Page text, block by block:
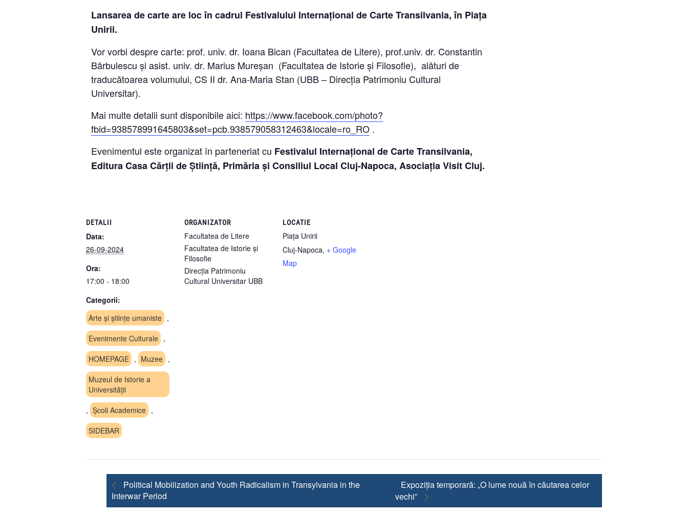
Lansarea de carte are loc în cadrul Festivalului Internațional de Carte Transilvania, în Piața
Unirii.
Vor vorbi despre carte: prof. univ. dr. Ioana Bican (Facultatea de Litere), prof.univ. dr. Constantin
Bărbulescu și asist. univ. dr. Marius Mureșan (Facultatea de Istorie și Filosofie), alături de
traducătoarea volumului, CS II dr. Ana-Maria Stan (UBB – Direcția Patrimoniu Cultural
Universitar).
Mai multe detalii sunt disponibile aici: https://www.facebook.com/photo?
fbid=938578991645803&set=pcb.938579058312463&locale=ro_RO .
Evenimentul este organizat în parteneriat cu Festivalul Internațional de Carte Transilvania,
Editura Casa Cărții de Știință, Primăria și Consiliul Local Cluj-Napoca, Asociația Visit Cluj.
DETALII
Data:
26-09-2024
Ora:
17:00 - 18:00
Categorii:
Arte și științe umaniste ,
Evenimente Culturale ,
HOMEPAGE , Muzee ,
Muzeul de Istorie a
Universității
, Școli Academice ,
SIDEBAR
ORGANIZATOR
Facultatea de Litere
Facultatea de Istorie și
Filosofie
Direcția Patrimoniu
Cultural Universitar UBB
LOCATIE
Piața Unirii
Cluj-Napoca, + Google
Map
Political Mobilization and Youth Radicalism in Transylvania in the
Interwar Period
Expoziția temporară: „O lume nouă în căutarea celor
vechi”